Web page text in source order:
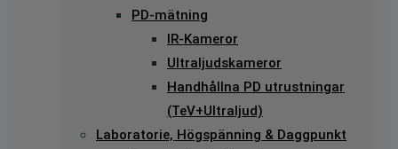
PD-mätning
IR-Kameror
Ultraljudskameror
Handhållna PD utrustningar
(TeV+Ultraljud)
Laboratorie, Högspänning & Daggpunkt